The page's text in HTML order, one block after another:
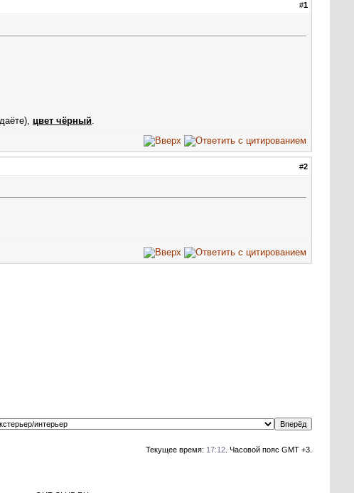
#1
цвет чёрный.
#2
Текущее время: 17:12 . Часовой пояс GMT +3.